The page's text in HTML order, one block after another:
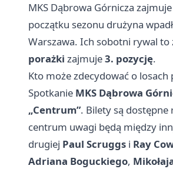
MKS Dąbrowa Górnicza
początku sezonu drużyna
Warszawa. Ich sobotni rywal
porażki zajmuje3. pozycję.
Kto może zdecydować o losach
Spotkanie MKS Dąbrowa
„Centrum”. Bilety są dostępne
centrum uwagi będą między
drugiej Paul Scruggs i Ray
Adriana Boguckiego,